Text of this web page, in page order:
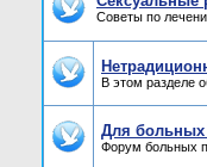
Советы по
В этом разделе
Для больных
Форум больных